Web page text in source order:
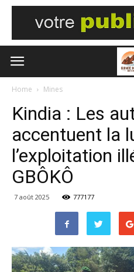
Home Mines
Kindia : Les
accentuent la
l’exploitation
GBÔKÔ
7 août 2025 777177